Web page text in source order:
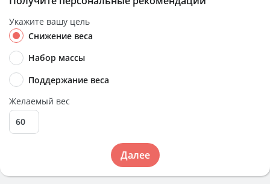
Укажите вашу цель
Снижение веса
Набор массы
Поддержание веса
Желаемый вес
Далее